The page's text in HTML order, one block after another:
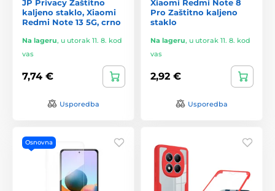
JP Privacy Zaštitno
kaljeno staklo, Xiaomi
Redmi Note 13 5G, crno
Na lageru, u utorak 11. 8. kod
vas
7,74 €
Usporedba
Xiaomi Redmi Note 8
Pro Zaštitno kaljeno
staklo
Na lageru, u utorak 11. 8. kod
vas
2,92 €
Usporedba
Osnovna